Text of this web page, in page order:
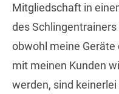
Mitgliedschaft in
des
obwohl meine Geräte
mit meinen Kunden
werden, sind